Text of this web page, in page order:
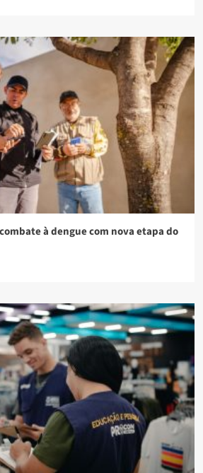
à dengue com nova etapa do